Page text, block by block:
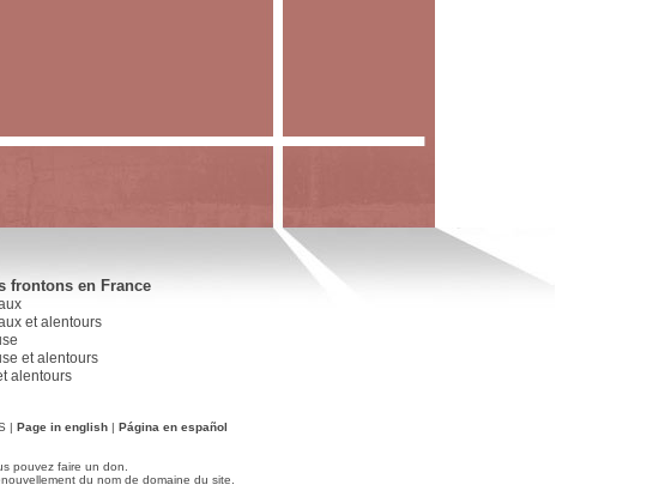
frontons en France
et alentours
et alentours
alentours
| Page in english | Página en español
pouvez faire un don.
du nom de domaine du site.